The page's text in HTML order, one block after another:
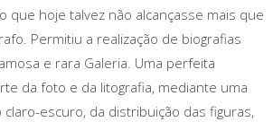
que hoje talvez não alcançasse mais que
Permitiu a realização de biografias
e rara Galeria. Uma perfeita
da foto e da litografia, mediante uma
escuro, da distribuição das figuras,